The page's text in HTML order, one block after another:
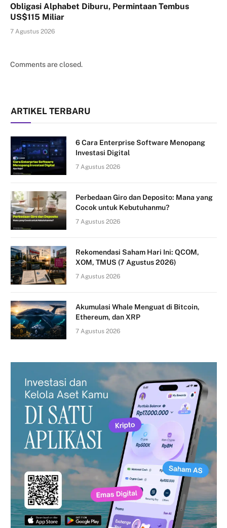
Obligasi Alphabet Diburu, Permintaan Tembus
US$115 Miliar
7 Agustus 2026
Comments are closed.
ARTIKEL TERBARU
6 Cara Enterprise Software Menopang
Investasi Digital
7 Agustus 2026
Perbedaan Giro dan Deposito: Mana yang
Cocok untuk Kebutuhanmu?
7 Agustus 2026
Rekomendasi Saham Hari Ini: QCOM,
XOM, TMUS (7 Agustus 2026)
7 Agustus 2026
Akumulasi Whale Menguat di Bitcoin,
Ethereum, dan XRP
7 Agustus 2026